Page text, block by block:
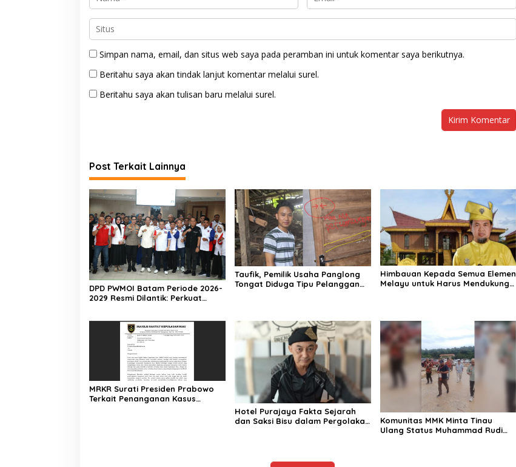
Simpan nama, email, dan situs web saya pada peramban ini untuk komentar saya berikutnya.
Beritahu saya akan tindak lanjut komentar melalui surel.
Beritahu saya akan tulisan baru melalui surel.
Post Terkait Lainnya
DPD PWMOI Batam Periode 2026-
2029 Resmi Dilantik: Perkuat
Taufik, Pemilik Usaha Panglong
Tongat Diduga Tipu Pelanggan
Himbauan Kepada Semua Elemen
Melayu untuk Harus Mendukung
MRKR Surati Presiden Prabowo
Terkait Penanganan Kasus
Hotel Purajaya Fakta Sejarah
dan Saksi Bisu dalam Pergolakan
Komunitas MMK Minta Tinau
Ulang Status Muhammad Rudi